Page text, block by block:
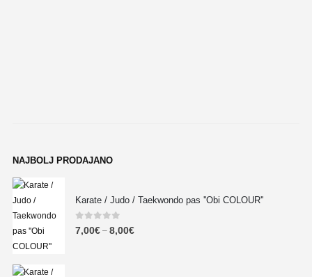
NAJBOLJ PRODAJANO
Karate / Judo / Taekwondo pas ''Obi COLOUR''
0out of 5
7,00€ – 8,00€